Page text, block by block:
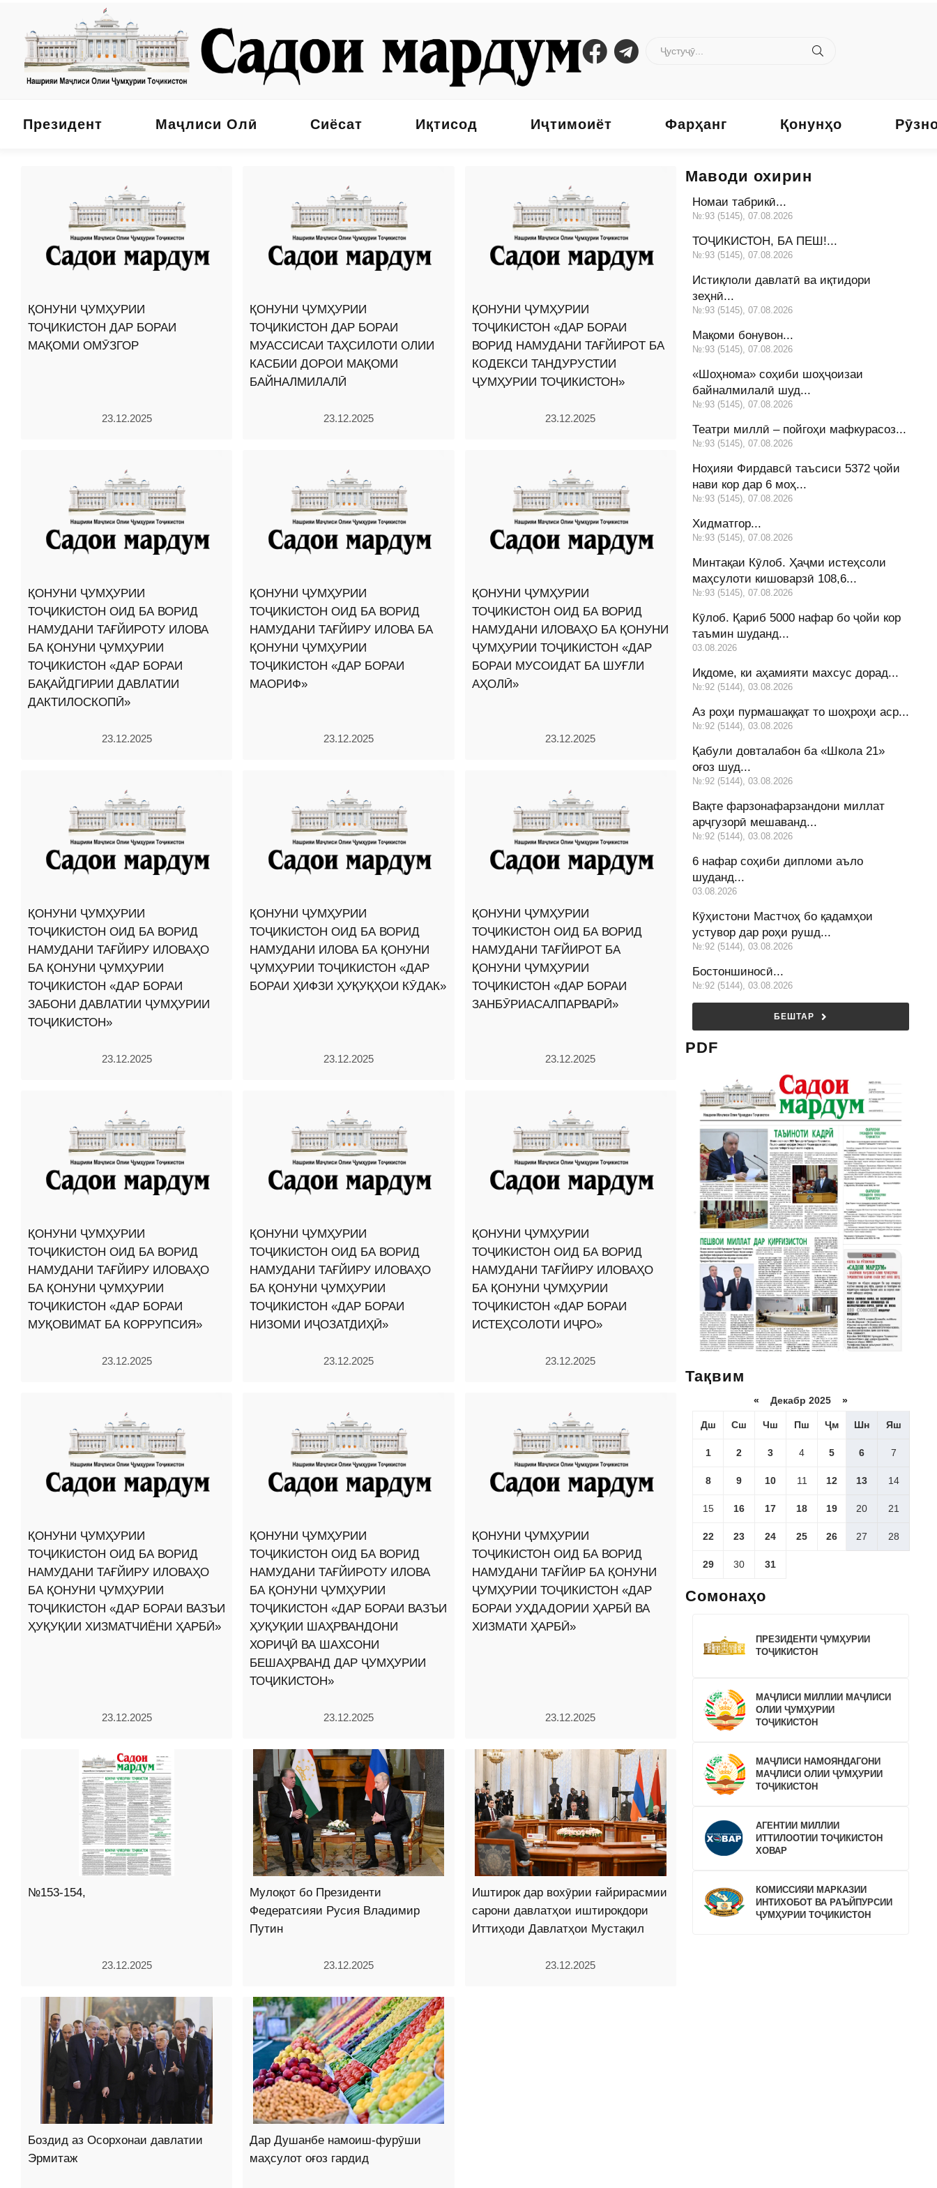
Президент Маҷлиси Олӣ Сиёсат Иқтисод Иҷтимоиёт Фарҳанг Қонунҳо
ҚОНУНИ ҶУМҲУРИИ
ТОҶИКИСТОН ДАР БОРАИ
МАҚОМИ ОМӮЗГОР
23.12.2025
ҚОНУНИ ҶУМҲУРИИ
ТОҶИКИСТОН ДАР БОРАИ
МУАССИСАИ ТАҲСИЛОТИ ОЛИИ
КАСБИИ ДОРОИ МАҚОМИ
БАЙНАЛМИЛАЛӢ
23.12.2025
ҚОНУНИ ҶУМҲУРИИ
ТОҶИКИСТОН «ДАР БОРАИ
ВОРИД НАМУДАНИ ТАҒЙИРОТ БА
КОДЕКСИ ТАНДУРУСТИИ
ҶУМҲУРИИ ТОҶИКИСТОН»
23.12.2025
ҚОНУНИ ҶУМҲУРИИ
ТОҶИКИСТОН ОИД БА ВОРИД
НАМУДАНИ ТАҒЙИРОТУ ИЛОВА
БА ҚОНУНИ ҶУМҲУРИИ
ТОҶИКИСТОН «ДАР БОРАИ
БАҚАЙДГИРИИ ДАВЛАТИИ
ДАКТИЛОСКОПӢ»
23.12.2025
ҚОНУНИ ҶУМҲУРИИ
ТОҶИКИСТОН ОИД БА ВОРИД
НАМУДАНИ ТАҒЙИРУ ИЛОВА БА
ҚОНУНИ ҶУМҲУРИИ
ТОҶИКИСТОН «ДАР БОРАИ
МАОРИФ»
23.12.2025
ҚОНУНИ ҶУМҲУРИИ
ТОҶИКИСТОН ОИД БА ВОРИД
НАМУДАНИ ИЛОВАҲО БА ҚОНУНИ
ҶУМҲУРИИ ТОҶИКИСТОН «ДАР
БОРАИ МУСОИДАТ БА ШУҒЛИ
АҲОЛӢ»
23.12.2025
ҚОНУНИ ҶУМҲУРИИ
ТОҶИКИСТОН ОИД БА ВОРИД
НАМУДАНИ ТАҒЙИРУ ИЛОВАҲО
БА ҚОНУНИ ҶУМҲУРИИ
ТОҶИКИСТОН «ДАР БОРАИ
ЗАБОНИ ДАВЛАТИИ ҶУМҲУРИИ
ТОҶИКИСТОН»
23.12.2025
ҚОНУНИ ҶУМҲУРИИ
ТОҶИКИСТОН ОИД БА ВОРИД
НАМУДАНИ ИЛОВА БА ҚОНУНИ
ҶУМҲУРИИ ТОҶИКИСТОН «ДАР
БОРАИ ҲИФЗИ ҲУҚУҚҲОИ КӮДАК»
23.12.2025
ҚОНУНИ ҶУМҲУРИИ
ТОҶИКИСТОН ОИД БА ВОРИД
НАМУДАНИ ТАҒЙИРОТ БА
ҚОНУНИ ҶУМҲУРИИ
ТОҶИКИСТОН «ДАР БОРАИ
ЗАНБӮРИАСАЛПАРВАРӢ»
23.12.2025
ҚОНУНИ ҶУМҲУРИИ
ТОҶИКИСТОН ОИД БА ВОРИД
НАМУДАНИ ТАҒЙИРУ ИЛОВАҲО
БА ҚОНУНИ ҶУМҲУРИИ
ТОҶИКИСТОН «ДАР БОРАИ
МУҚОВИМАТ БА КОРРУПСИЯ»
23.12.2025
ҚОНУНИ ҶУМҲУРИИ
ТОҶИКИСТОН ОИД БА ВОРИД
НАМУДАНИ ТАҒЙИРУ ИЛОВАҲО
БА ҚОНУНИ ҶУМҲУРИИ
ТОҶИКИСТОН «ДАР БОРАИ
НИЗОМИ ИҶОЗАТДИҲӢ»
23.12.2025
ҚОНУНИ ҶУМҲУРИИ
ТОҶИКИСТОН ОИД БА ВОРИД
НАМУДАНИ ТАҒЙИРУ ИЛОВАҲО
БА ҚОНУНИ ҶУМҲУРИИ
ТОҶИКИСТОН «ДАР БОРАИ
ИСТЕҲСОЛОТИ ИҶРО»
23.12.2025
ҚОНУНИ ҶУМҲУРИИ
ТОҶИКИСТОН ОИД БА ВОРИД
НАМУДАНИ ТАҒЙИРУ ИЛОВАҲО
БА ҚОНУНИ ҶУМҲУРИИ
ТОҶИКИСТОН «ДАР БОРАИ ВАЗЪИ
ҲУҚУҚИИ ХИЗМАТЧИЁНИ ҲАРБӢ»
23.12.2025
ҚОНУНИ ҶУМҲУРИИ
ТОҶИКИСТОН ОИД БА ВОРИД
НАМУДАНИ ТАҒЙИРОТУ ИЛОВА
БА ҚОНУНИ ҶУМҲУРИИ
ТОҶИКИСТОН «ДАР БОРАИ ВАЗЪИ
ҲУҚУҚИИ ШАҲРВАНДОНИ
ХОРИҶӢ ВА ШАХСОНИ
БЕШАҲРВАНД ДАР ҶУМҲУРИИ
ТОҶИКИСТОН»
23.12.2025
ҚОНУНИ ҶУМҲУРИИ
ТОҶИКИСТОН ОИД БА ВОРИД
НАМУДАНИ ТАҒЙИР БА ҚОНУНИ
ҶУМҲУРИИ ТОҶИКИСТОН «ДАР
БОРАИ УҲДАДОРИИ ҲАРБӢ ВА
ХИЗМАТИ ҲАРБӢ»
23.12.2025
№153-154,
23.12.2025
Мулоқот бо Президенти
Федератсияи Русия Владимир
Путин
23.12.2025
Иштирок дар вохӯрии ғайрирасмии
сарони давлатҳои иштирокдори
Иттиҳоди Давлатҳои Мустақил
23.12.2025
Боздид аз Осорхонаи давлатии
Эрмитаж
Дар Душанбе намоиш-фурӯши
маҳсулот оғоз гардид
Маводи охирин
Номаи табрикӣ...
№:93 (5145), 07.08.2026
ТОҶИКИСТОН, БА ПЕШ!...
№:93 (5145), 07.08.2026
Истиқлоли давлатӣ ва иқтидори
зеҳнӣ...
№:93 (5145), 07.08.2026
Мақоми бонувон...
№:93 (5145), 07.08.2026
«Шоҳнома» соҳиби шоҳҷоизаи
байналмилалӣ шуд...
№:93 (5145), 07.08.2026
Театри миллӣ – пойгоҳи мафкурасоз...
№:93 (5145), 07.08.2026
Ноҳияи Фирдавсӣ таъсиси 5372 ҷойи
нави кор дар 6 моҳ...
№:93 (5145), 07.08.2026
Хидматгор...
№:93 (5145), 07.08.2026
Минтақаи Кӯлоб. Ҳаҷми истеҳсоли
маҳсулоти кишоварзӣ 108,6...
№:93 (5145), 07.08.2026
Кӯлоб. Қариб 5000 нафар бо ҷойи кор
таъмин шуданд...
03.08.2026
Иқдоме, ки аҳамияти махсус дорад...
№:92 (5144), 03.08.2026
Аз роҳи пурмашаққат то шоҳроҳи аср...
№:92 (5144), 03.08.2026
Қабули довталабон ба «Школа 21»
оғоз шуд...
№:92 (5144), 03.08.2026
Вақте фарзонафарзандони миллат
арҷгузорӣ мешаванд...
№:92 (5144), 03.08.2026
6 нафар соҳиби дипломи аъло
шуданд...
03.08.2026
Кӯҳистони Мастчоҳ бо қадамҳои
устувор дар роҳи рушд...
№:92 (5144), 03.08.2026
Бостоншиносӣ...
№:92 (5144), 03.08.2026
БЕШТАР
PDF
Тақвим
« Декабр 2025 »
Дш Сш Чш Пш Ҷм Шн Яш
1 2 3 4 5 6 7
8 9 10 11 12 13 14
15 16 17 18 19 20 21
22 23 24 25 26 27 28
29 30 31
Сомонаҳо
ПРЕЗИДЕНТИ ҶУМҲУРИИ
ТОҶИКИСТОН
МАҶЛИСИ МИЛЛИИ МАҶЛИСИ
ОЛИИ ҶУМҲУРИИ
ТОҶИКИСТОН
МАҶЛИСИ НАМОЯНДАГОНИ
МАҶЛИСИ ОЛИИ ҶУМҲУРИИ
ТОҶИКИСТОН
АГЕНТИИ МИЛЛИИ
ИТТИЛООТИИ ТОҶИКИСТОН
ХОВАР
КОМИССИЯИ МАРКАЗИИ
ИНТИХОБОТ ВА РАЪЙПУРСИИ
ҶУМҲУРИИ ТОҶИКИСТОН